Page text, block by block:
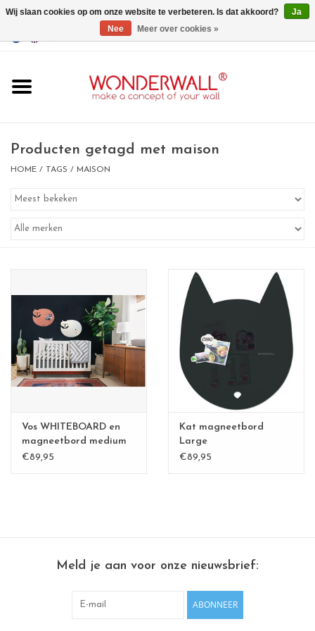
GBP/USD
magneetborden
magneten
BIG SALE , GRAB YOUR
CHANCE
LIMITED EXCLUSIVES
Rechthoekige , vierkante, ronde
magneetborden
Producten getagd met maison
HOME / TAGS / MAISON
Vos WHITEBOARD en
magneetbord medium
€89,95
Kat magneetbord
Large
€89,95
Meld je aan voor onze nieuwsbrief:
ABONNEER
Wij slaan cookies op om onze website te verbeteren. Is dat akkoord?
Ja
Nee
Meer over cookies »